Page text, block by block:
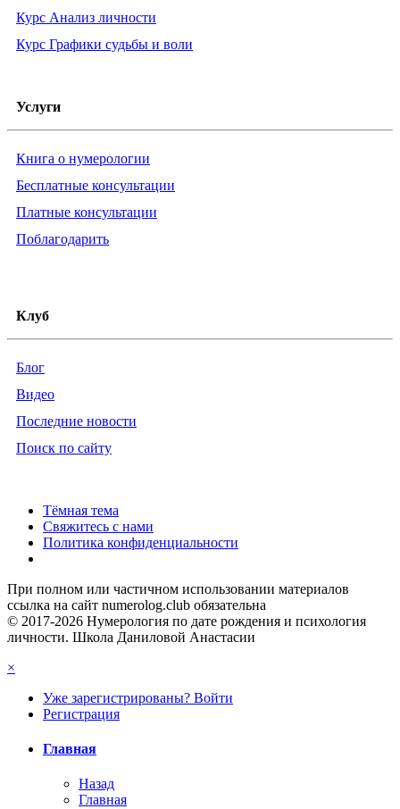
Курс Анализ личности
Курс Графики судьбы и воли
Услуги
Книга о нумерологии
Бесплатные консультации
Платные консультации
Поблагодарить
Клуб
Блог
Видео
Последние новости
Поиск по сайту
Тёмная тема
Свяжитесь с нами
Политика конфиденциальности
При полном или частичном использовании материалов
ссылка на сайт numerolog.club обязательна
© 2017-2026 Нумерология по дате рождения и психология
личности. Школа Даниловой Анастасии
×
Уже зарегистрированы? Войти
Регистрация
Главная
Назад
Главная